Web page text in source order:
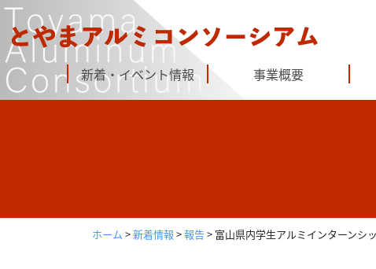
Skip
content
新着・イベント情報
事業概要
ホーム >新着情報 >報告> 富山県内学生アルミインターンシ